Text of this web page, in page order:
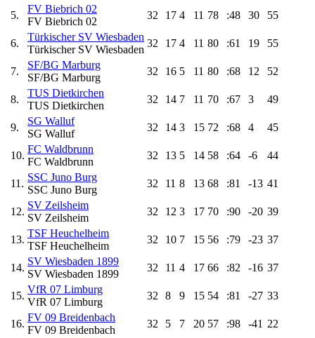
5.
FV Biebrich 02
FV Biebrich 02
32 17 4 11 78 :48 30 55
6.
Türkischer SV Wiesbaden
Türkischer SV Wiesbaden
32 17 4 11 80 :61 19 55
7.
SF/BG Marburg
SF/BG Marburg
32 16 5 11 80 :68 12 52
8.
TUS Dietkirchen
TUS Dietkirchen
32 14 7 11 70 :67 3 49
9.
SG Walluf
SG Walluf
32 14 3 15 72 :68 4 45
10.
FC Waldbrunn
FC Waldbrunn
32 13 5 14 58 :64 -6 44
11.
SSC Juno Burg
SSC Juno Burg
32 11 8 13 68 :81 -13 41
12.
SV Zeilsheim
SV Zeilsheim
32 12 3 17 70 :90 -20 39
13.
TSF Heuchelheim
TSF Heuchelheim
32 10 7 15 56 :79 -23 37
14.
SV Wiesbaden 1899
SV Wiesbaden 1899
32 11 4 17 66 :82 -16 37
15.
VfR 07 Limburg
VfR 07 Limburg
32 8 9 15 54 :81 -27 33
16.
FV 09 Breidenbach
FV 09 Breidenbach
32 5 7 20 57 :98 -41 22